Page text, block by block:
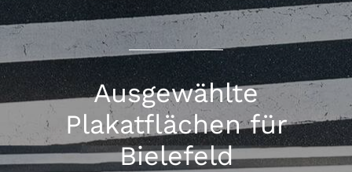
Ausgewählte
Plakatflächen für
Bielefeld